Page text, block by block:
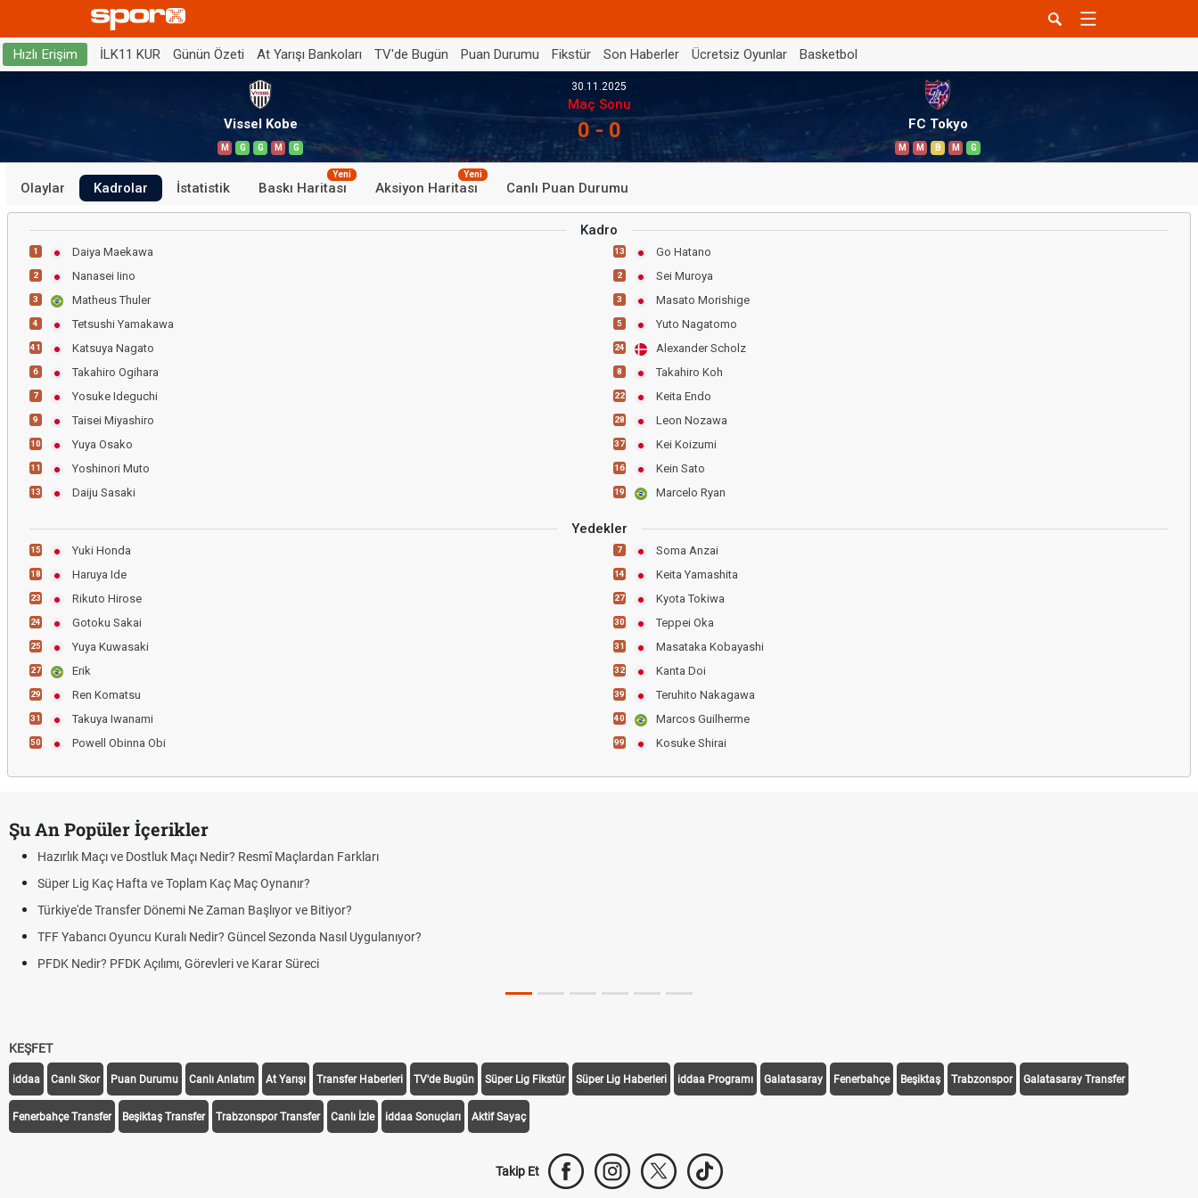
Hızlı Erişim İLK11 KUR Günün Özeti At Yarışı Bankoları TV'de Bugün Puan Durumu Fikstür Son Haberler Ücretsiz Oyunlar Basketbol
Vissel Kobe
M G G M G
30.11.2025
Maç Sonu
0 - 0 FC Tokyo
M M B M G
Olaylar Kadrolar İstatistik Baskı Haritası
Yeni
Aksiyon Haritası
Yeni
Canlı Puan Durumu
Kadro
1 Daiya Maekawa
2 Nanasei Iino
3 Matheus Thuler
4 Tetsushi Yamakawa
41 Katsuya Nagato
6 Takahiro Ogihara
7 Yosuke Ideguchi
9 Taisei Miyashiro
10 Yuya Osako
11 Yoshinori Muto
13 Daiju Sasaki
13 Go Hatano
2 Sei Muroya
3 Masato Morishige
5 Yuto Nagatomo
24 Alexander Scholz
8 Takahiro Koh
22 Keita Endo
28 Leon Nozawa
37 Kei Koizumi
16 Kein Sato
19 Marcelo Ryan
Yedekler
15 Yuki Honda
18 Haruya Ide
23 Rikuto Hirose
24 Gotoku Sakai
25 Yuya Kuwasaki
27 Erik
29 Ren Komatsu
31 Takuya Iwanami
50 Powell Obinna Obi
7 Soma Anzai
14 Keita Yamashita
27 Kyota Tokiwa
30 Teppei Oka
31 Masataka Kobayashi
32 Kanta Doi
39 Teruhito Nakagawa
40 Marcos Guilherme
99 Kosuke Shirai
Şu An Popüler İçerikler
Hazırlık Maçı ve Dostluk Maçı Nedir? Resmî Maçlardan Farkları
Süper Lig Kaç Hafta ve Toplam Kaç Maç Oynanır?
Türkiye'de Transfer Dönemi Ne Zaman Başlıyor ve Bitiyor?
TFF Yabancı Oyuncu Kuralı Nedir? Güncel Sezonda Nasıl Uygulanıyor?
PFDK Nedir? PFDK Açılımı, Görevleri ve Karar Süreci
KEŞFET
iddaa Canlı Skor Puan Durumu Canlı Anlatım At Yarışı Transfer Haberleri TV'de Bugün Süper Lig Fikstür Süper Lig Haberleri iddaa Programı Galatasaray Fenerbahçe Beşiktaş Trabzonspor Galatasaray Transfer
Fenerbahçe Transfer Beşiktaş Transfer Trabzonspor Transfer Canlı İzle iddaa Sonuçları Aktif Sayaç
Takip Et